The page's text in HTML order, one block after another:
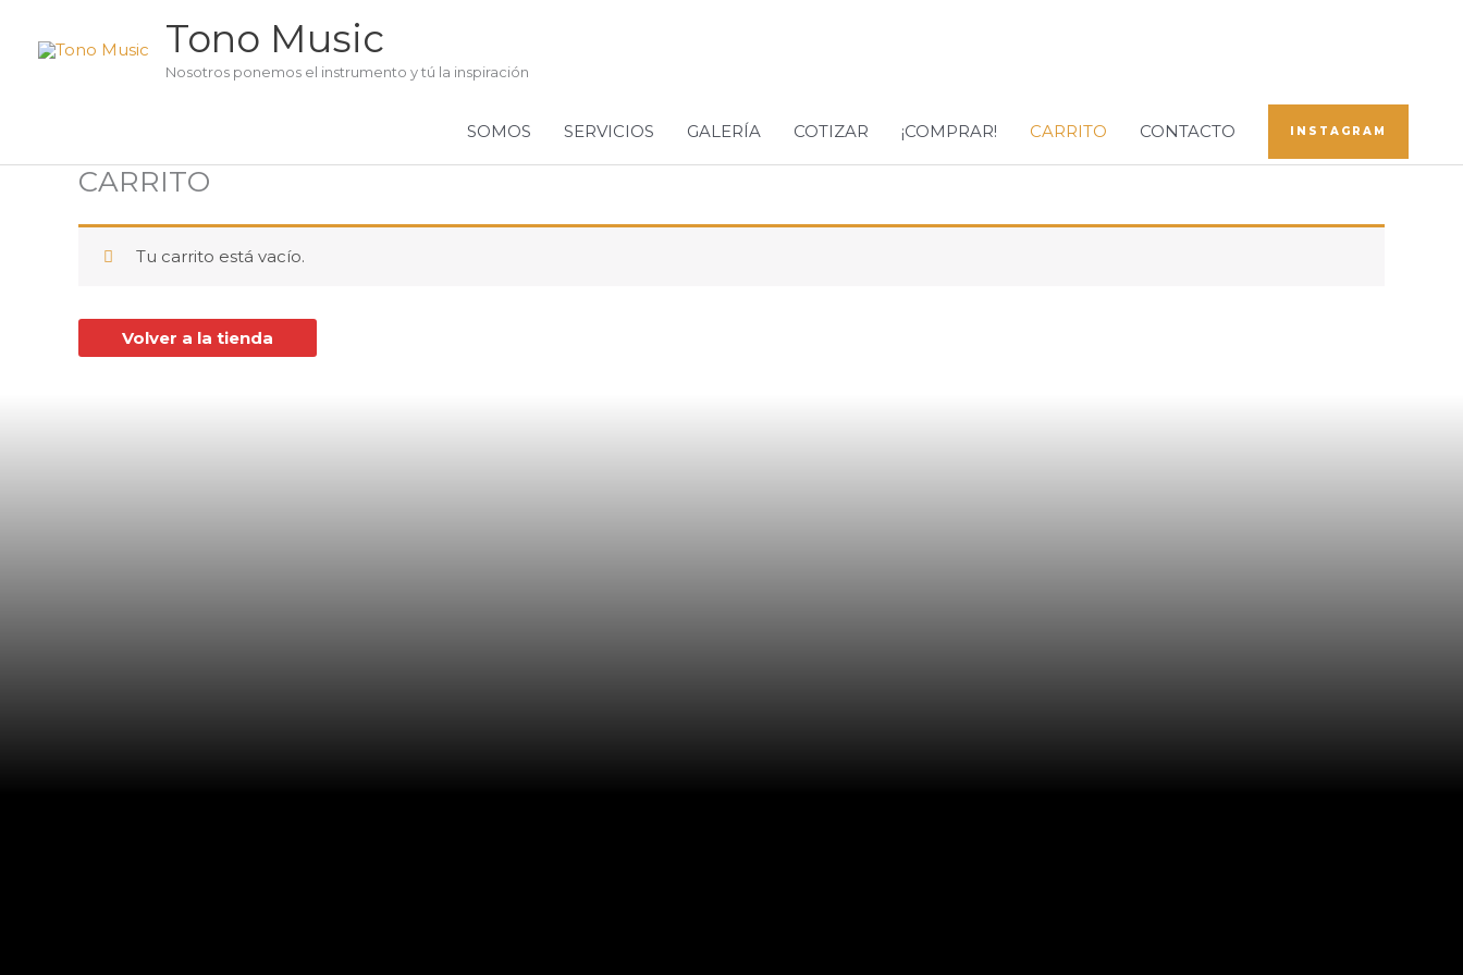
contenido
Tono Music
Nosotros ponemos el instrumento y tú la inspiración
SOMOS SERVICIOS GALERÍA COTIZAR ¡COMPRAR! CARRITO CONTACTO INSTAGRAM
CARRITO
Tu carrito está vacío.
Volver a la tienda